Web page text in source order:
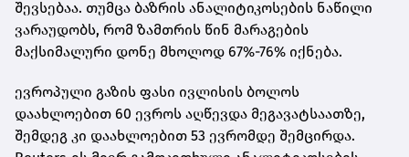
შევსებაა. თუმცა ბაზრის ანალიტიკოსების ნაწილი
ვარაუდობს, რომ ზამთრის წინ მარაგების
მაქსიმალური დონე მხოლოდ 67%-76% იქნება.
ევროპული გაზის ფასი ივლისის ბოლოს
დაახლოებით 60 ევროს აღწევდა მეგავატსაათზე,
შემდეგ კი დაახლოებით 53 ევრომდე შემცირდა.